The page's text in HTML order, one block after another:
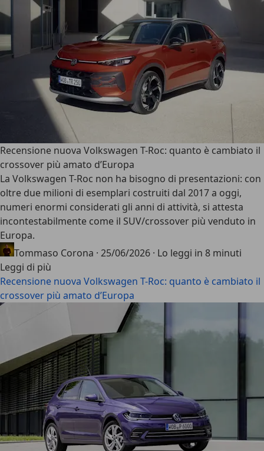
Recensione nuova Volkswagen T-Roc: quanto è cambiato il
crossover più amato d’Europa
La Volkswagen T-Roc non ha bisogno di presentazioni: con
oltre due milioni di esemplari costruiti dal 2017 a oggi,
numeri enormi considerati gli anni di attività, si attesta
incontestabilmente come il SUV/crossover più venduto in
Europa.
Tommaso Corona · 25/06/2026 · Lo leggi in 8 minuti
Leggi di più
Recensione nuova Volkswagen T-Roc: quanto è cambiato il
crossover più amato d’Europa